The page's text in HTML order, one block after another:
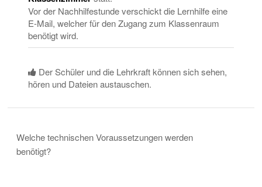
Vor der Nachhilfestunde verschickt die Lernhilfe eine
E-Mail, welcher für den Zugang zum Klassenraum
benötigt wird.
Der Schüler und die Lehrkraft können sich sehen,
hören und Dateien austauschen.
Welche technischen Voraussetzungen werden
benötigt?